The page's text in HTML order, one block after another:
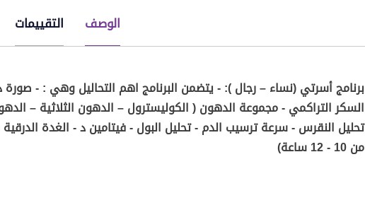
الوصف التقييمات
برنامج أسرتي (نساء – رجال ): - يتضمن البرنامج اهم التحاليل وهي : -
السكر التراكمي - مجموعة الدهون ( الكوليسترول – الدهون الثلاثية –
من 10 - 12 ساعة)